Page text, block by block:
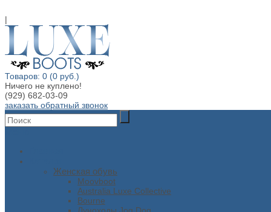
|
Товаров: 0 (0 руб.)
Ничего не куплено!
(929) 682-03-09
заказать обратный звонок
Женская обувь
Moovboot
Australia Luxe Collective
Bourne